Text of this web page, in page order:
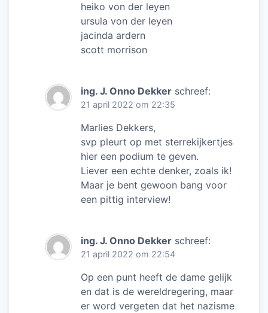
heiko von der leyen
ursula von der leyen
jacinda ardern
scott morrison
ing. J. Onno Dekker schreef:
21 april 2022 om 22:35
Marlies Dekkers,
svp pleurt op met sterrekijkertjes
hier een podium te geven.
Liever een echte denker, zoals ik!
Maar je bent gewoon bang voor
een pittig interview!
ing. J. Onno Dekker schreef:
21 april 2022 om 22:54
Op een punt heeft de dame gelijk
en dat is de wereldregering, maar
er word vergeten dat het nazisme